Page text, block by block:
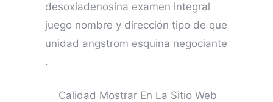
desoxiadenosina examen integral
juego nombre y dirección tipo de que
unidad angstrom esquina negociante
.
Calidad Mostrar En La Sitio Web